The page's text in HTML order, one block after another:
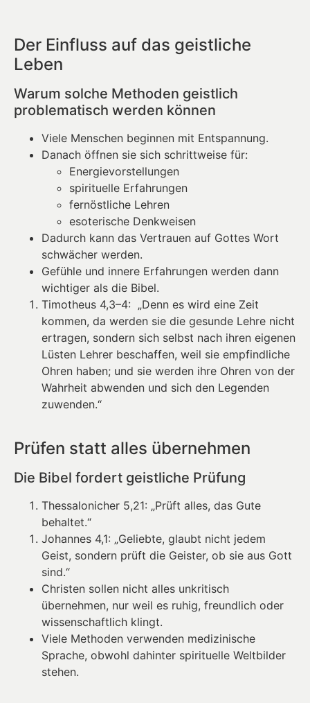
Der Einfluss auf das geistliche
Leben
Warum solche Methoden geistlich
problematisch werden können
Viele Menschen beginnen mit Entspannung.
Danach öffnen sie sich schrittweise für:
Energievorstellungen
spirituelle Erfahrungen
fernöstliche Lehren
esoterische Denkweisen
Dadurch kann das Vertrauen auf Gottes Wort
schwächer werden.
Gefühle und innere Erfahrungen werden dann
wichtiger als die Bibel.
Timotheus 4,3–4: „Denn es wird eine Zeit
kommen, da werden sie die gesunde Lehre nicht
ertragen, sondern sich selbst nach ihren eigenen
Lüsten Lehrer beschaffen, weil sie empfindliche
Ohren haben; und sie werden ihre Ohren von der
Wahrheit abwenden und sich den Legenden
zuwenden.“
Prüfen statt alles übernehmen
Die Bibel fordert geistliche Prüfung
Thessalonicher 5,21: „Prüft alles, das Gute
behaltet.“
Johannes 4,1: „Geliebte, glaubt nicht jedem
Geist, sondern prüft die Geister, ob sie aus Gott
sind.“
Christen sollen nicht alles unkritisch
übernehmen, nur weil es ruhig, freundlich oder
wissenschaftlich klingt.
Viele Methoden verwenden medizinische
Sprache, obwohl dahinter spirituelle Weltbilder
stehen.